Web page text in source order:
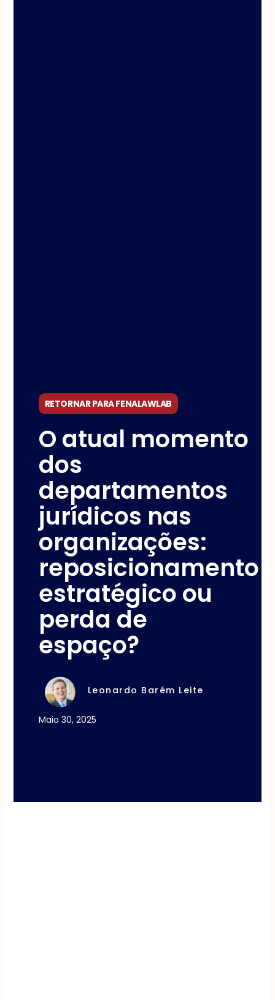
RETORNAR PARA FENALAWLAB
O atual momento
dos
departamentos
jurídicos nas
organizações:
reposicionamento
estratégico ou
perda de
espaço?
Leonardo Barém Leite
Maio 30, 2025